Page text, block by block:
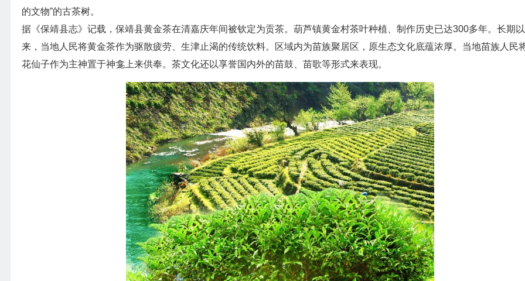
的文物”的古茶树。
据《保靖县志》记载，保靖县黄金茶在清嘉庆年间被钦定为贡茶。葫芦镇黄金村茶叶种植、制作历史已达300多年。长期以
来，当地人民将黄金茶作为驱散疲劳、生津止渴的传统饮料。区域内为苗族聚居区，原生态文化底蕴浓厚。当地苗族人民
花仙子作为主神置于神龛上来供奉。茶文化还以享誉国内外的苗鼓、苗歌等形式来表现。